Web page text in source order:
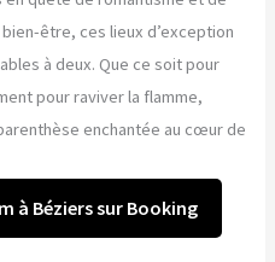
être, ces lieux d’exception
à deux. Que ce soit pour
pour raviver la flamme,
enchantée au cœur de
à Béziers sur Booking